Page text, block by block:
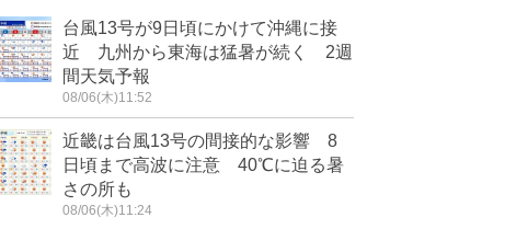
台風13号が9日頃にかけて沖縄に接
近 九州から東海は猛暑が続く 2週
間天気予報
08/06(木)11:52
近畿は台風13号の間接的な影響 8
日頃まで高波に注意 40℃に迫る暑
さの所も
08/06(木)11:24